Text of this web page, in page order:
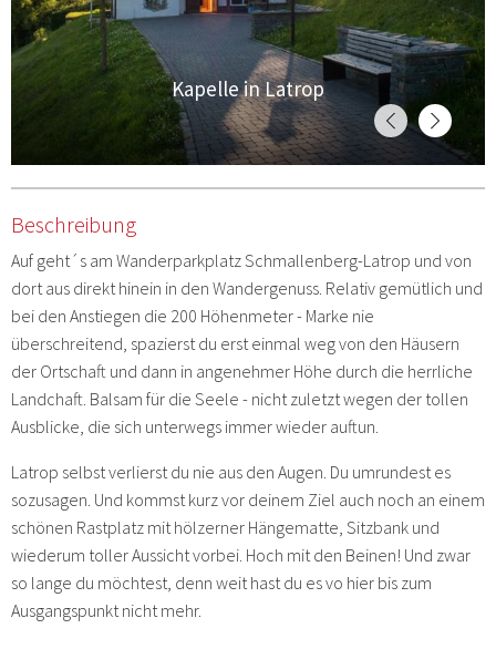
Kapelle in Latrop
Beschreibung
Auf geht´s am Wanderparkplatz Schmallenberg-Latrop und von
dort aus direkt hinein in den Wandergenuss. Relativ gemütlich und
bei den Anstiegen die 200 Höhenmeter - Marke nie
überschreitend, spazierst du erst einmal weg von den Häusern
der Ortschaft und dann in angenehmer Höhe durch die herrliche
Landchaft. Balsam für die Seele - nicht zuletzt wegen der tollen
Ausblicke, die sich unterwegs immer wieder auftun.
Latrop selbst verlierst du nie aus den Augen. Du umrundest es
sozusagen. Und kommst kurz vor deinem Ziel auch noch an einem
schönen Rastplatz mit hölzerner Hängematte, Sitzbank und
wiederum toller Aussicht vorbei. Hoch mit den Beinen! Und zwar
so lange du möchtest, denn weit hast du es vo hier bis zum
Ausgangspunkt nicht mehr.